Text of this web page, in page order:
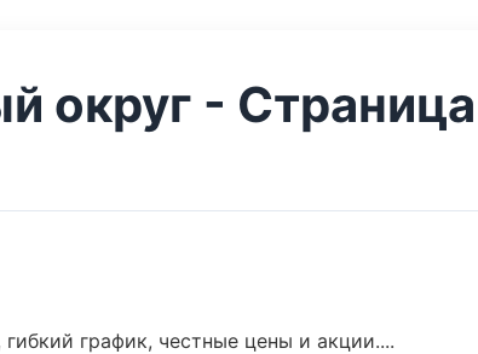
округ -
график, честные цены и акции....